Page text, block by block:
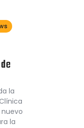
la
la